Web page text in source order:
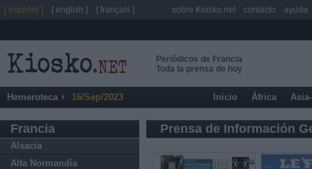
Periódicos de Francia
Toda la prensa de hoy
Hemeroteca 16/Sep/2023 Inicio África
Francia
Alsacia
Alta Normandía
Prensa de Información
[ español ] [ english ] [ français ] sobre Kiosko.net contacto ayuda